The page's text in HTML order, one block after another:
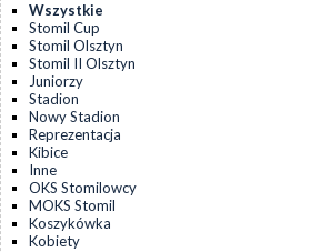
Wszystkie
Stomil Cup
Stomil Olsztyn
Stomil II Olsztyn
Juniorzy
Stadion
Nowy Stadion
Reprezentacja
Kibice
Inne
OKS Stomilowcy
MOKS Stomil
Koszykówka
Kobiety